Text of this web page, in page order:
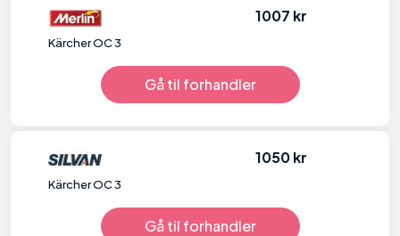
Kärcher OC 3
1007 kr
Gå til forhandler
Kärcher OC 3
1050 kr
Gå til forhandler